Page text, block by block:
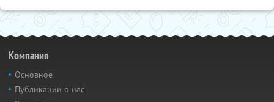
Компания
Основное
Публикации о нас